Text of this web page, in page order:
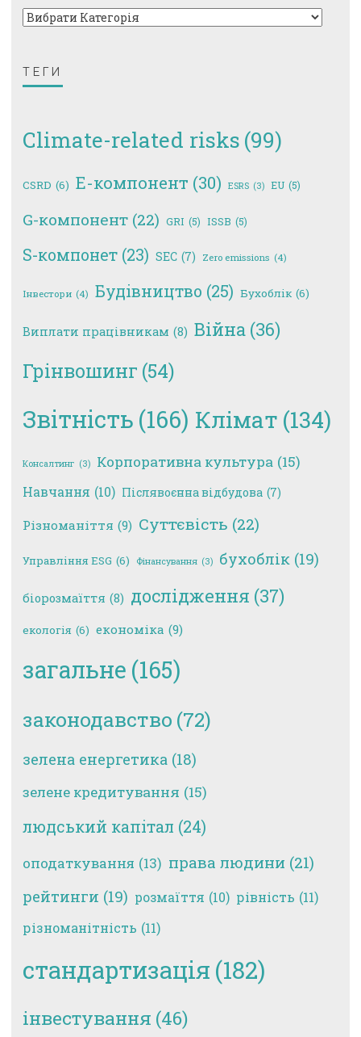
ТЕГИ
Climate-related risks (99)
CSRD (6) E-компонент (30) ESRS (3) EU (5)
G-компонент (22) GRI (5) ISSB (5)
S-компонет (23) SEC (7) Zero emissions (4)
Інвестори (4) Будівництво (25) Бухоблік (6)
Виплати працівникам (8) Війна (36)
Грінвошинг (54)
Звітність (166) Клімат (134)
Консалтинг (3) Корпоративна культура (15)
Навчання (10) Післявоєнна відбудова (7)
Різноманіття (9) Суттєвість (22)
Управління ESG (6) Фінансування (3) бухоблік (19)
біорозмаїття (8) дослідження (37)
екологія (6) економіка (9)
загальне (165)
законодавство (72)
зелена енергетика (18)
зелене кредитування (15)
людський капітал (24)
оподаткування (13) права людини (21)
рейтинги (19) розмаїття (10) рівність (11)
різноманітність (11)
стандартизація (182)
інвестування (46)